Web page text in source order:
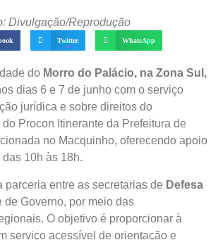
Divulgação/Reprodução
Twitter WhatsApp
do Morro do Palácio, na Zona Sul,
dias 6 e 7 de junho com o serviço
jurídica e sobre direitos do
Procon Itinerante da Prefeitura de
no Macquinho, oferecendo apoio
10h às 18h.
parceria entre as secretarias de Defesa
de Governo, por meio das
O objetivo é proporcionar à
serviço acessível de orientação e